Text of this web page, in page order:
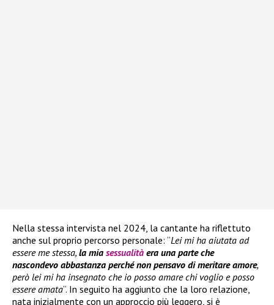
Nella stessa intervista nel 2024, la cantante ha riflettuto
anche sul proprio percorso personale: “Lei mi ha aiutata ad
essere me stessa, la mia sessualità era una parte che
nascondevo abbastanza perché non pensavo di meritare amore,
però lei mi ha insegnato che io posso amare chi voglio e posso
essere amata“. In seguito ha aggiunto che la loro relazione,
nata inizialmente con un approccio più leggero, si è